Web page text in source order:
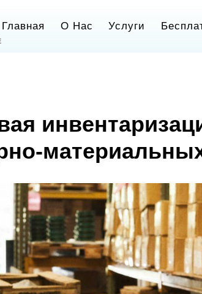
Главная Услуги
О Нас